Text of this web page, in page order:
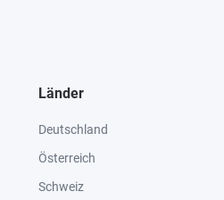
Länder
Deutschland
Österreich
Schweiz